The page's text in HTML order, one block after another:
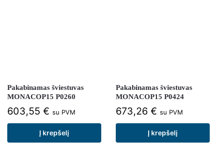
Pakabinamas šviestuvas
MONACOP15 P0260
603,55 € su PVM
Į krepšelį
Pakabinamas šviestuvas
MONACOP15 P0424
673,26 € su PVM
Į krepšelį